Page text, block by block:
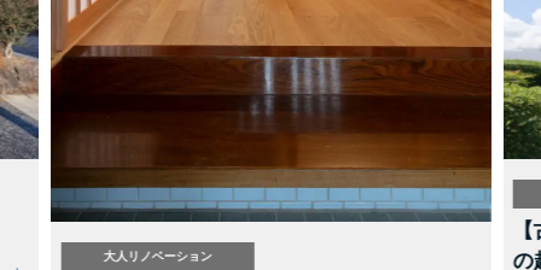
大人リノベーション
の